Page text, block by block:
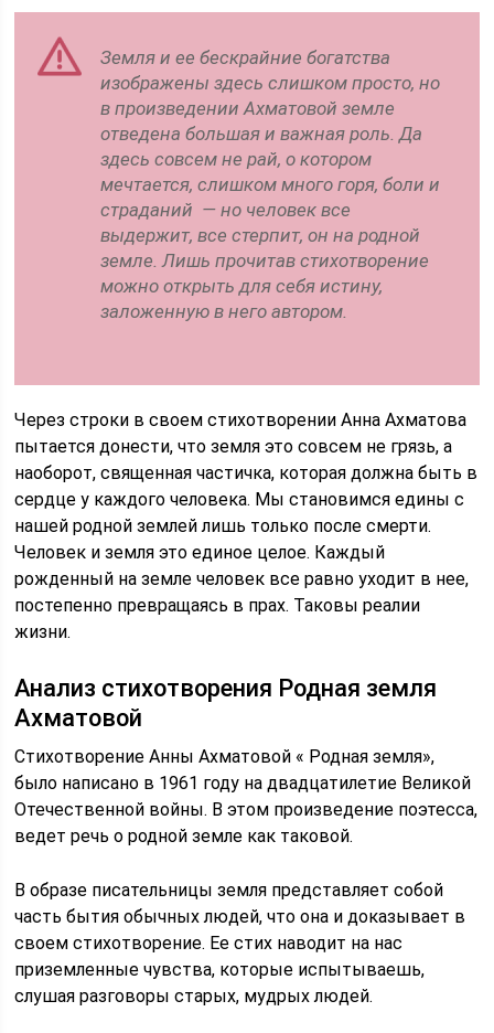
Земля и ее бескрайние богатства
изображены здесь слишком просто, но
в произведении Ахматовой земле
отведена большая и важная роль. Да
здесь совсем не рай, о котором
мечтается, слишком много горя, боли и
страданий — но человек все
выдержит, все стерпит, он на родной
земле. Лишь прочитав стихотворение
можно открыть для себя истину,
заложенную в него автором.
Через строки в своем стихотворении Анна Ахматова
пытается донести, что земля это совсем не грязь, а
наоборот, священная частичка, которая должна быть в
сердце у каждого человека. Мы становимся едины с
нашей родной землей лишь только после смерти.
Человек и земля это единое целое. Каждый
рожденный на земле человек все равно уходит в нее,
постепенно превращаясь в прах. Таковы реалии
жизни.
Анализ стихотворения Родная земля
Ахматовой
Стихотворение Анны Ахматовой « Родная земля»,
было написано в 1961 году на двадцатилетие Великой
Отечественной войны. В этом произведение поэтесса,
ведет речь о родной земле как таковой.
В образе писательницы земля представляет собой
часть бытия обычных людей, что она и доказывает в
своем стихотворение. Ее стих наводит на нас
приземленные чувства, которые испытываешь,
слушая разговоры старых, мудрых людей.